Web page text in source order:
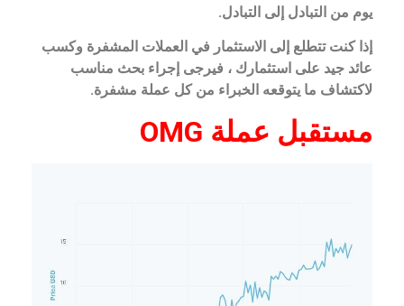
يوم من التبادل إلى التبادل.
إذا كنت تتطلع إلى الاستثمار في العملات المشفرة وكسب
عائد جيد على استثمارك ، فيرجى إجراء بحث مناسب
لاكتشاف ما يتوقعه الخبراء من كل عملة مشفرة.
مستقبل عملة OMG